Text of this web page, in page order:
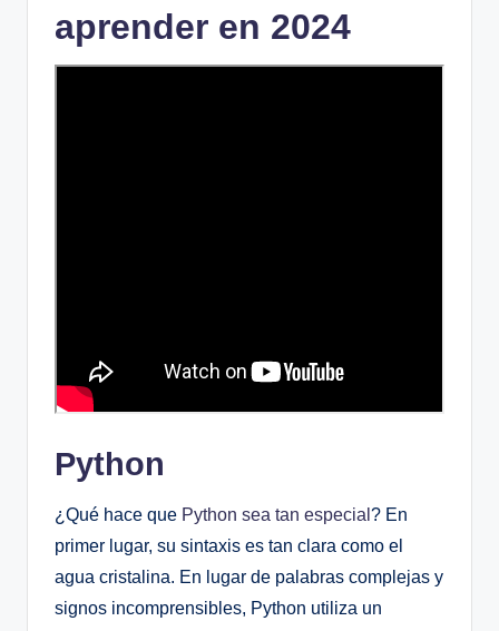
aprender en 2024
Python
¿Qué hace que Python sea tan especial ? En
primer lugar, su sintaxis es tan clara como el
agua cristalina. En lugar de palabras complejas y
signos incomprensibles, Python utiliza un